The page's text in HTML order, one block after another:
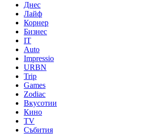
Днес
Лайф
Корнер
Бизнес
IT
Auto
Impressio
URBN
Trip
Games
Zodiac
Вкусотии
Кино
TV
Събития